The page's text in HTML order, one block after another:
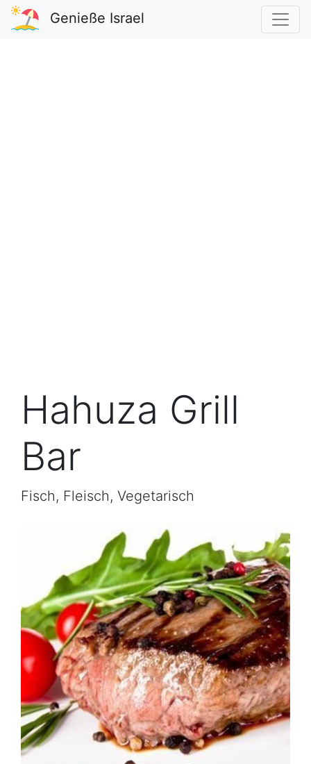
Genieße Israel
Hahuza Grill
Bar
Fisch, Fleisch, Vegetarisch